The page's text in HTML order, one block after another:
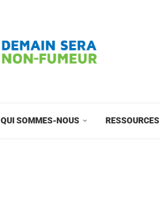
QUI SOMMES-NOUS RESSOURCES